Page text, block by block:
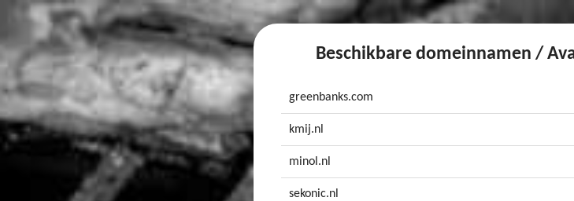
Beschikbare domeinnamen /
greenbanks.com
kmij.nl
minol.nl
sekonic.nl